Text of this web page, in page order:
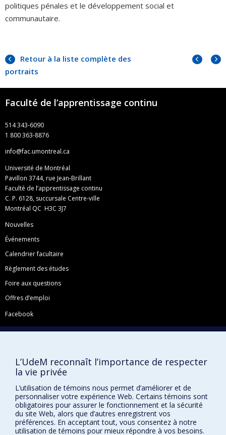
politiques pénales et le développement social et
communautaire.
Retour à la liste complète des
portraits
Faculté de l’apprentissage continu
514 343-6090
1 800 363-8876
info@fac.umontreal.ca
Université de Montréal
Pavillon 3744, rue Jean-Brillant
Faculté de l’apprentissage continu
C. P. 6128, succursale Centre-ville
Montréal QC H3C 3J7
Nouvelles
Événements
Calendrier facultaire
Règlement des études
Foire aux questions
Offres d’emploi
Facebook
Instagram
YouTube
Toutes nos présences sociales
École de français
Centre de perfectionnement
L’UdeM reconnaît l’importance de respecter
la vie privée
L’utilisation de témoins nous permet d’améliorer et de
personnaliser votre expérience Web. Certains témoins sont
obligatoires pour assurer le fonctionnement et la sécurité
du site Web, alors que d’autres enregistrent vos
préférences. En acceptant tout, vous consentez à notre
utilisation de témoins pour mieux répondre à vos besoins.